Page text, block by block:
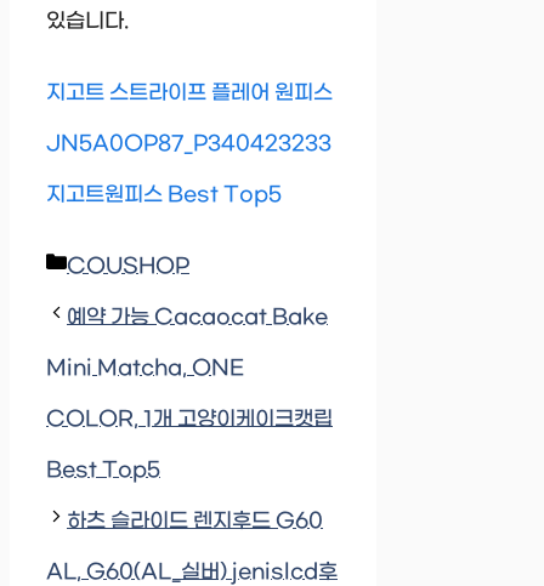
있습니다.
지고트 스트라이프 플레어 원피스
JN5A0OP87_P340423233
지고트원피스 Best Top5
Categories
COUSHOP
예약 가능 Cacaocat Bake
Mini Matcha, ONE
COLOR, 1개 고양이케이크캣립
Best Top5
하츠 슬라이드 렌지후드 G60
AL, G60(AL_실버) jenislcd후